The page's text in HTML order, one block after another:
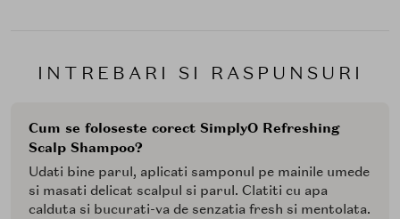
INTREBARI SI RASPUNSURI
Cum se foloseste corect SimplyO Refreshing
Scalp Shampoo?
Udati bine parul, aplicati samponul pe mainile umede
si masati delicat scalpul si parul. Clatiti cu apa
calduta si bucurati-va de senzatia fresh si mentolata.